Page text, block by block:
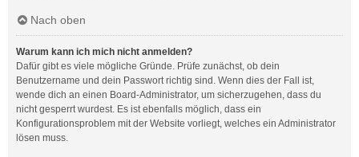
Nach oben
Warum kann ich mich nicht anmelden?
Dafür gibt es viele mögliche Gründe. Prüfe zunächst, ob dein
Benutzername und dein Passwort richtig sind. Wenn dies der Fall ist,
wende dich an einen Board-Administrator, um sicherzugehen, dass du
nicht gesperrt wurdest. Es ist ebenfalls möglich, dass ein
Konfigurationsproblem mit der Website vorliegt, welches ein Administrator
lösen muss.